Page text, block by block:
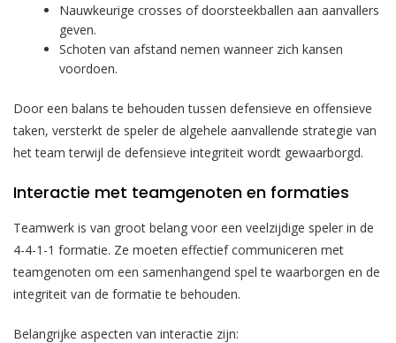
Nauwkeurige crosses of doorsteekballen aan aanvallers
geven.
Schoten van afstand nemen wanneer zich kansen
voordoen.
Door een balans te behouden tussen defensieve en offensieve
taken, versterkt de speler de algehele aanvallende strategie van
het team terwijl de defensieve integriteit wordt gewaarborgd.
Interactie met teamgenoten en formaties
Teamwerk is van groot belang voor een veelzijdige speler in de
4-4-1-1 formatie. Ze moeten effectief communiceren met
teamgenoten om een samenhangend spel te waarborgen en de
integriteit van de formatie te behouden.
Belangrijke aspecten van interactie zijn: